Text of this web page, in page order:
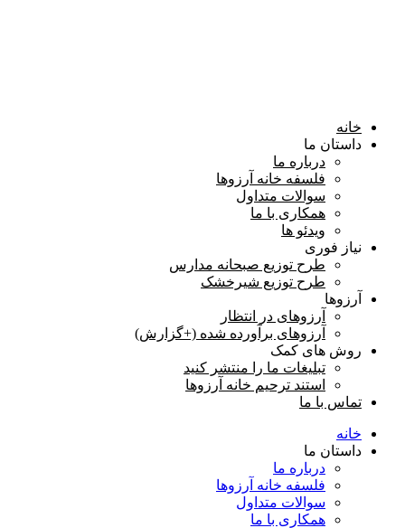
خانه
داستان ما
درباره ما
فلسفه خانه آرزوها
سوالات متداول
همكاری با ما
ویدئو ها
نیاز فوری
طرح توزیع صبحانه مدارس
طرح توزیع شیرخشک
آرزوها
آرزوهای در انتظار
آرزوهای برآورده شده (+گزارش)
روش های کمک
تبلیغات ما را منتشر کنید
استند ترحیم خانه آرزوها
تماس با ما
خانه
داستان ما
درباره ما
فلسفه خانه آرزوها
سوالات متداول
همكاری با ما